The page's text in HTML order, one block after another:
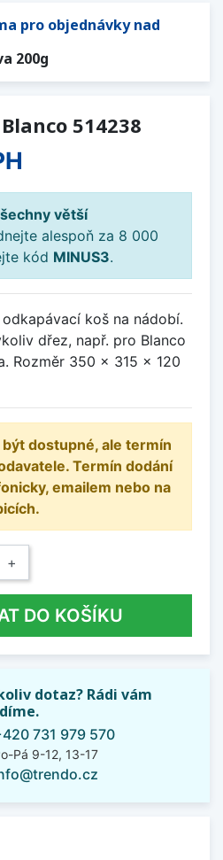
pro objednávky nad
200g
514238
větší
alespoň za 8 000
kód MINUS3.
koš na nádobí.
dřez, např. pro Blanco
Rozměr 350 x 315 x 120
dostupné, ale termín
Termín dodání
emailem nebo na
+
DO KOŠÍKU
dotaz? Rádi vám
731 979 570
Pá 9-12, 13-17